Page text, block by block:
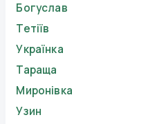
Богуслав
Тетіїв
Українка
Тараща
Миронівка
Узин